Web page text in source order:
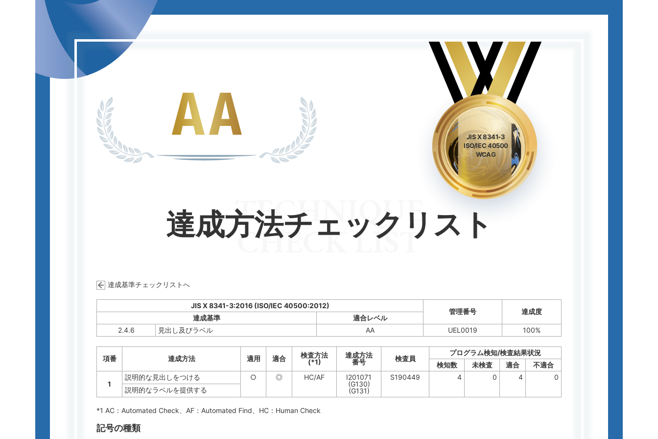
JIS X 8341-3
ISO/IEC 40500
WCAG
達成方法チェックリスト
TECHNIQUE
CHECK LIST
達成基準チェックリストへ
JIS X 8341-3:2016 (ISO/IEC 40500:2012)
管理番号 達成度
達成基準
適合レベル
2.4.6
見出し及びラベル AA UEL0019 100%
項番 達成方法 適用 適合
検査方法
(*1)
達成方法
番号
検査員
プログラム検知/検査結果状況
検知数
未検査 適合 不適合
1
説明的な見出しをつける ○ ◎ HC/AF
I201071
(G130)
(G131)
S190449 4 0 4
0
説明的なラベルを提供する
*1 AC： Automated Check 、AF： Automated Find 、HC： Human Check
記号の種類